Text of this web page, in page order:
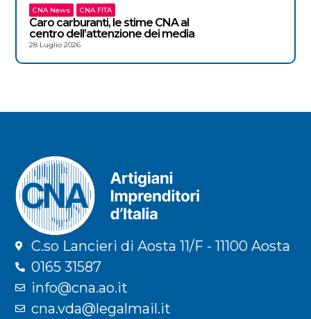
CNA News CNA FITA
Caro carburanti, le stime CNA al
centro dell’attenzione dei media
28 Luglio 2026
C.so Lancieri di Aosta 11/F - 11100 Aosta
0165 31587
info@cna.ao.it
cna.vda@legalmail.it